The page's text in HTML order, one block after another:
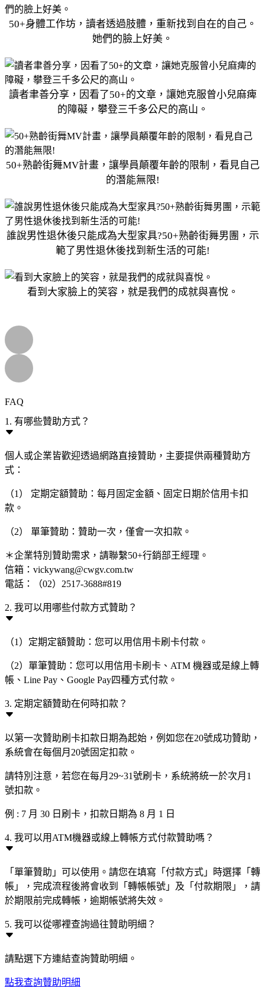
50+身體工作坊，讀者透過肢體，重新找到自在的自己。
她們的臉上好美。
讀者聿善分享，因看了50+的文章，讓她克服曾小兒麻痺
的障礙，攀登三千多公尺的高山。
50+熟齡街舞MV計畫，讓學員顛覆年齡的限制，看見自己
的潛能無限!
誰說男性退休後只能成為大型家具?50+熟齡街舞男團，示
範了男性退休後找到新生活的可能!
看到大家臉上的笑容，就是我們的成就與喜悅。
FAQ
1. 有哪些贊助方式？
個人或企業皆歡迎透過網路直接贊助，主要提供兩種贊助方
式：
（1） 定期定額贊助：每月固定金額、固定日期於信用卡扣
款。
（2） 單筆贊助：贊助一次，僅會一次扣款。
＊企業特別贊助需求，請聯繫50+行銷部王經理。
信箱：vickywang@cwgv.com.tw
電話：（02）2517-3688#819
2. 我可以用哪些付款方式贊助？
（1）定期定額贊助：您可以用信用卡刷卡付款。
（2）單筆贊助：您可以用信用卡刷卡、ATM 機器或是線上轉
帳、Line Pay、Google Pay四種方式付款。
3. 定期定額贊助在何時扣款？
以第一次贊助刷卡扣款日期為起始，例如您在20號成功贊助，
系統會在每個月20號固定扣款。
請特別注意，若您在每月29~31號刷卡，系統將統一於次月1
號扣款。
例 : 7 月 30 日刷卡，扣款日期為 8 月 1 日
4. 我可以用ATM機器或線上轉帳方式付款贊助嗎？
「單筆贊助」可以使用。請您在填寫「付款方式」時選擇「轉
帳」，完成流程後將會收到「轉帳帳號」及「付款期限」，請
於期限前完成轉帳，逾期帳號將失效。
5. 我可以從哪裡查詢過往贊助明細？
請點選下方連結查詢贊助明細。
點我查詢贊助明細